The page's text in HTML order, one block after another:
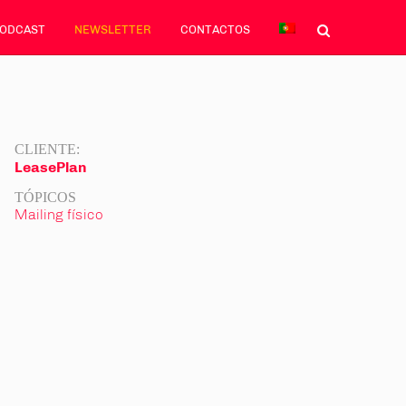
NEWSLETTER CONTACTOS
CLIENTE:
LeasePlan
TÓPICOS
Mailing físico